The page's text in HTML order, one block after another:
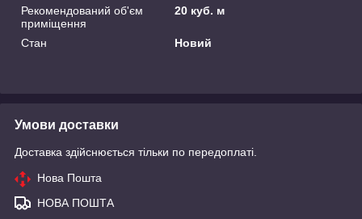
Рекомендований об'єм
приміщення
20 куб. м
Стан Новий
Умови доставки
Доставка здійснюється тільки по передоплаті.
Нова Пошта
НОВА ПОШТА